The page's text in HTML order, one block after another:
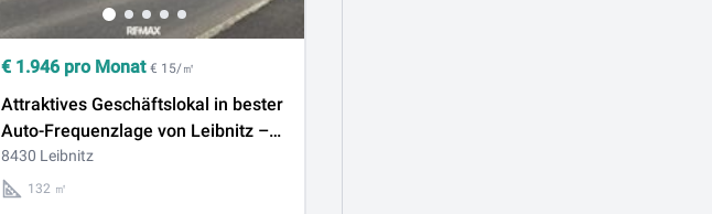
€ 1.946 pro Monat€ 15/㎡
Attraktives Geschäftslokal in bester
Auto-Frequenzlage von Leibnitz –
8430 Leibnitz
132 ㎡